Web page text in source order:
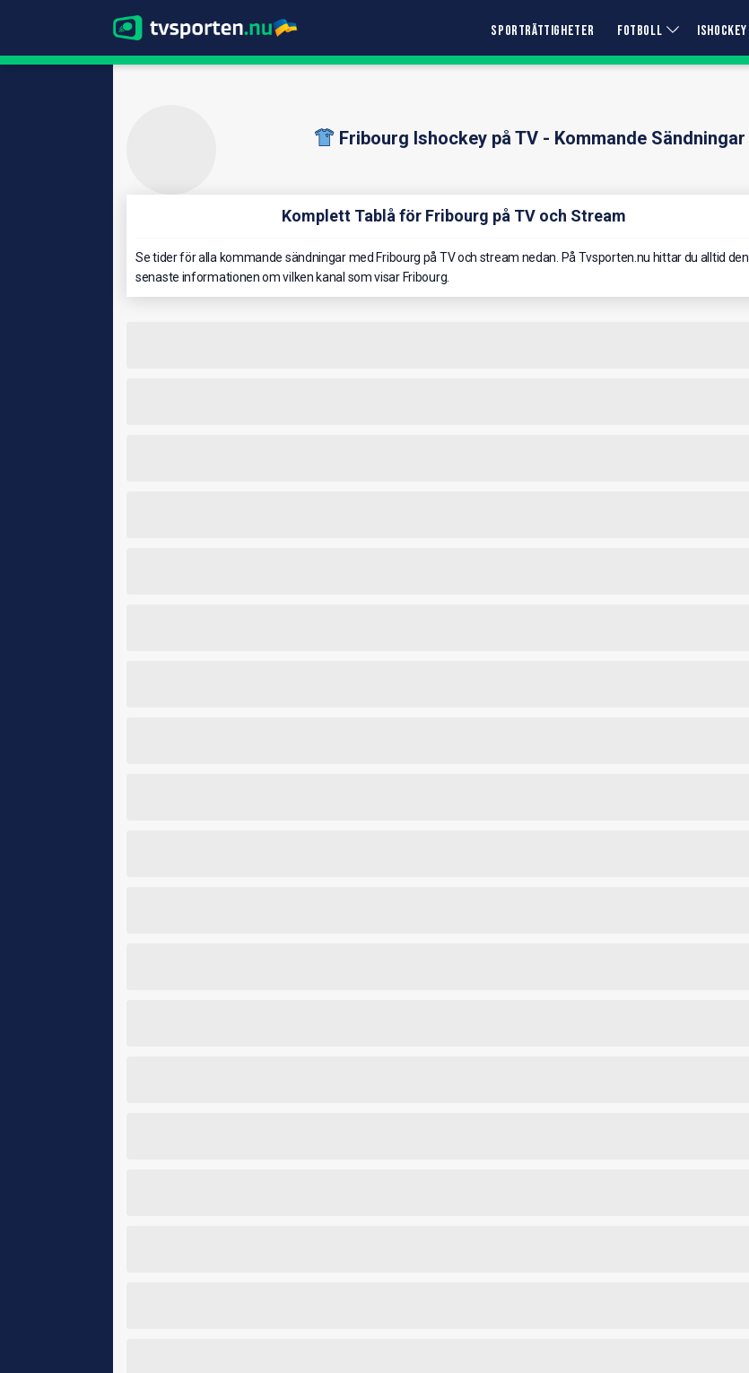
SPORTRÄTTIGHETER FOTBOLL ISHOCKEY
Fribourg Ishockey på TV - Kommande Sändningar
Komplett Tablå för Fribourg på TV och Stream
Se tider för alla kommande sändningar med Fribourg på TV och stream nedan. På Tvsporten.nu hittar du alltid den
senaste informationen om vilken kanal som visar Fribourg.